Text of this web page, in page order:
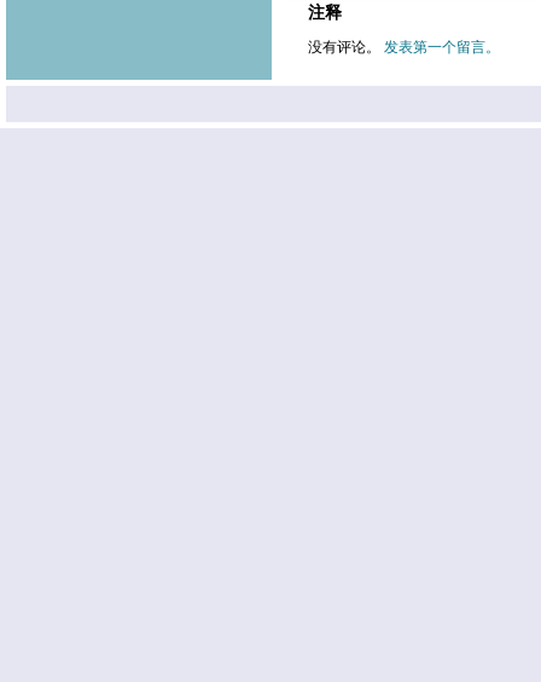
注释
没有评论。 发表第一个留言。